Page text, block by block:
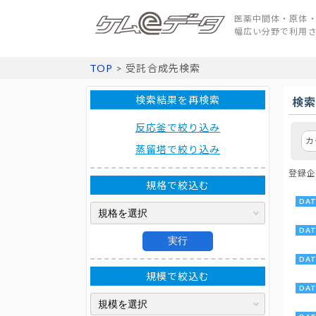
医薬中間体・原体
幅広い分野で利用
TOP > 受託合成先検索
検索結果を再検索
反応釜で絞り込み
蒸留塔で絞り込み
規格で絞込む
実行
規模で絞込む
検
登録